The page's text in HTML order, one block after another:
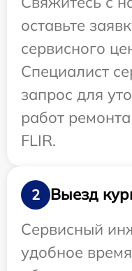
оставьте
сервисного
Специалист
запрос для
работ
FLIR.
2
Выезд
Сервисный
удобное